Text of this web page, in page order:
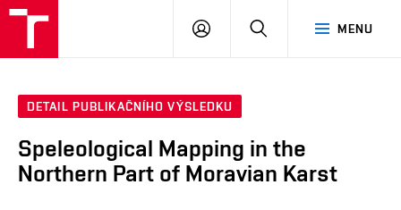
MENU
PŘIHLÁSIT
DETAIL PUBLIKAČNÍHO VÝSLEDKU
Speleological Mapping in the
Northern Part of Moravian Karst